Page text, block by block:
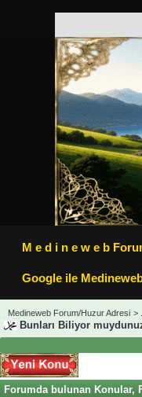
M e d i n e w e b
Google ile
Medineweb Forum/Huzur Adresi >
Bunları Biliyor
Forumda bulunan Konular,